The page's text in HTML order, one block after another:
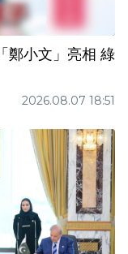
鄭小文」亮相 綠
2026.08.07 18:51